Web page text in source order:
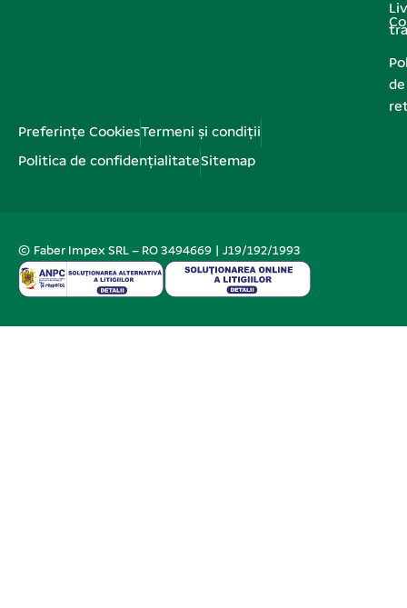
de
Preferințe CookiesTermeni și condiții
Politica de confidențialitateSitemap
© Faber Impex SRL – RO 3494669 | J19/192/1993